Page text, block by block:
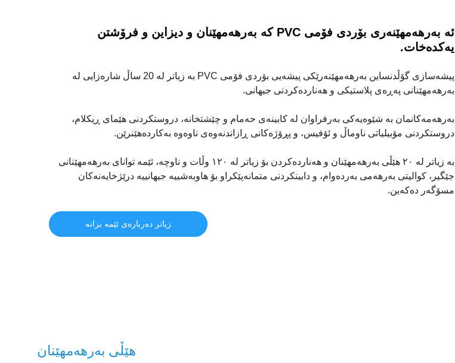
ئە بەرهەمهێنەری بۆردی فۆمی PVC
کە بەرهەمهێنان و دیزاین و فرۆشتن
یەکدەخات.
پیشەسازی گۆڵدنساین بەرهەمهێنەرێکی پیشەیی بۆردی فۆمی PVC بە زیاتر لە 20 ساڵ شارەزایی لە
بەرهەمهێنانی پەڕەی پلاستیکی و هەناردەکردنی جیهانی.
بەرهەمەکانمان بە شێوەیەکی بەرفراوان لە کابینەی حەمام و چێشتخانە، دروستکردنی هێمای ڕیکلام،
دروستکردنی مۆبیلیاتی ناوماڵ و ئۆفیس، و پڕۆژەکانی ڕازاندنەوەی ناوەوە بەکاردەهێنرێن.
بە زیاتر لە ٢٠ هێڵی بەرهەمهێنان و هەناردەکردن بۆ زیاتر لە ١٢٠ وڵات و ناوچە، ئێمە توانای بەرهەمهێنانی
جێگیر، کوالیتی بەرهەمی بەردەوام، و دابینکردنی متمانەپێکراو بۆ هاوبەشییە جیهانییە درێژخایەنەکان
مسۆگەر دەکەین.
زیاتر دەربارەی ئێمە بزانە
هێڵی بەرهەمهێنان